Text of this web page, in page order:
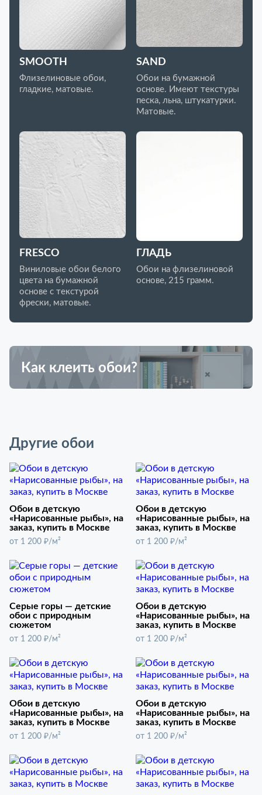
SMOOTH
Флизелиновые обои,
гладкие, матовые.
SAND
Обои на бумажной
основе. Имеют текстуры
песка, льна, штукатурки.
Матовые.
FRESCO
Виниловые обои белого
цвета на бумажной
основе с текстурой
фрески, матовые.
ГЛАДЬ
Обои на флизелиновой
основе, 215 грамм.
Как клеить обои?
Другие обои
Обои в детскую
«Нарисованные рыбы», на
заказ, купить в Москве
от 1 200 ₽/м²
Обои в детскую
«Нарисованные рыбы», на
заказ, купить в Москве
от 1 200 ₽/м²
Серые горы — детские
обои с природным
сюжетом
от 1 200 ₽/м²
Обои в детскую
«Нарисованные рыбы», на
заказ, купить в Москве
от 1 200 ₽/м²
Обои в детскую
«Нарисованные рыбы», на
заказ, купить в Москве
от 1 200 ₽/м²
Обои в детскую
«Нарисованные рыбы», на
заказ, купить в Москве
от 1 200 ₽/м²